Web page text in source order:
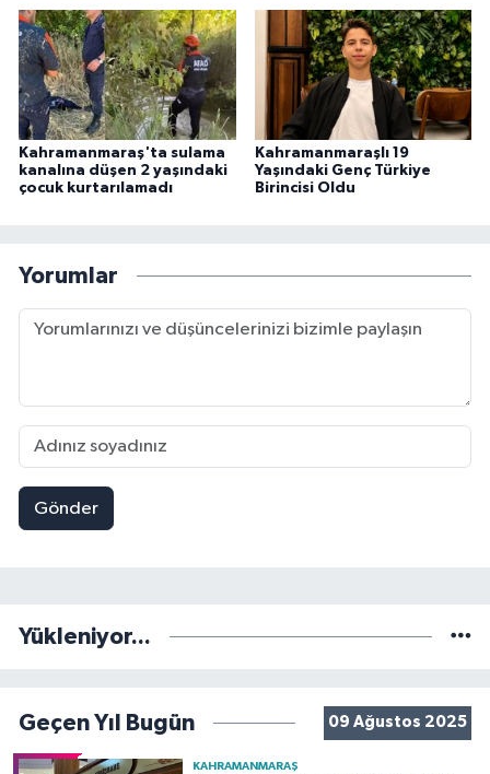
Kahramanmaraş'ta sulama
kanalına düşen 2 yaşındaki
çocuk kurtarılamadı
Kahramanmaraşlı 19
Yaşındaki Genç Türkiye
Birincisi Oldu
Yorumlar
Gönder
Yükleniyor...
Geçen Yıl Bugün 09 Ağustos 2025
KAHRAMANMARAŞ